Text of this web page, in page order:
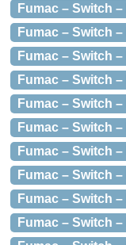
Fumac – Switch
Fumac – Switch
Fumac – Switch
Fumac – Switch
Fumac – Switch
Fumac – Switch
Fumac – Switch
Fumac – Switch
Fumac – Switch
Fumac – Switch